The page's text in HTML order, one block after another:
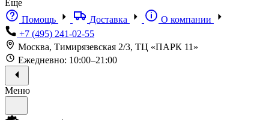
Еще
Помощь
Доставка
О компании
+7 (495) 241-02-55
Москва, Тимирязевская 2/3, ТЦ «ПАРК 11»
Ежедневно: 10:00–21:00
Меню